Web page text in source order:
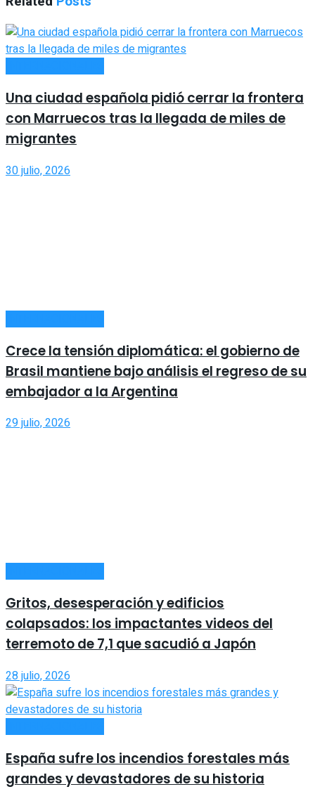
Una ciudad española pidió cerrar la frontera
con Marruecos tras la llegada de miles de
migrantes
30 julio, 2026
Crece la tensión diplomática: el gobierno de
Brasil mantiene bajo análisis el regreso de su
embajador a la Argentina
29 julio, 2026
Gritos, desesperación y edificios
colapsados: los impactantes videos del
terremoto de 7,1 que sacudió a Japón
28 julio, 2026
España sufre los incendios forestales más
grandes y devastadores de su historia